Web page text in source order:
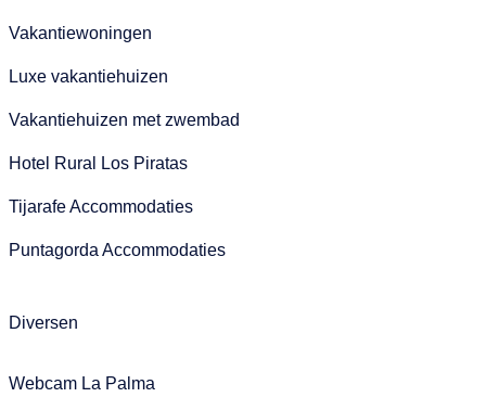
Vakantiewoningen
Luxe vakantiehuizen
Vakantiehuizen met zwembad
Hotel Rural Los Piratas
Tijarafe Accommodaties
Puntagorda Accommodaties
Diversen
Webcam La Palma